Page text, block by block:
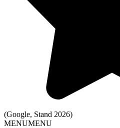
(Google, Stand 2026)
MENUMENU